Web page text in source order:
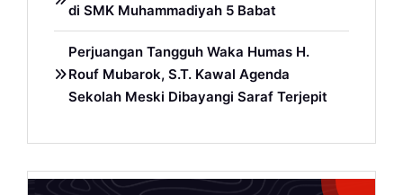
di SMK Muhammadiyah 5 Babat
Perjuangan Tangguh Waka Humas H.
Rouf Mubarok, S.T. Kawal Agenda
Sekolah Meski Dibayangi Saraf Terjepit